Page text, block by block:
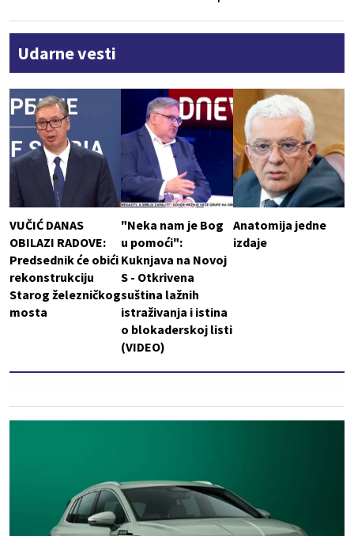
Udarne vesti
VUČIĆ DANAS
OBILAZI RADOVE:
Predsednik će obići
rekonstrukciju
Starog železničkog
mosta
"Neka nam je Bog
u pomoći":
Kuknjava na Novoj
S - Otkrivena
suština lažnih
istraživanja i istina
o blokaderskoj listi
(VIDEO)
Anatomija jedne
izdaje